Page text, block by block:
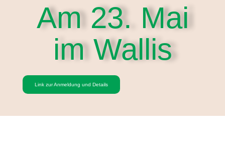
Am 23. Mai
im Wallis
Link zur Anmeldung und Details